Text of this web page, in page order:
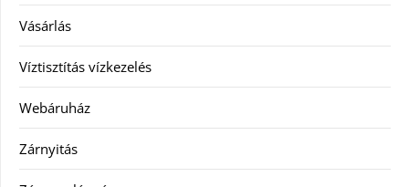
Vásárlás
Víztisztítás vízkezelés
Webáruház
Zárnyitás